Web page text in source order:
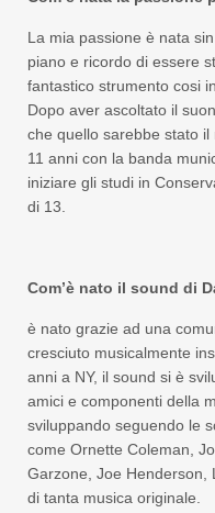
La mia passione è nata
piano e ricordo di essere
fantastico strumento cosi
Dopo aver ascoltato il
che quello sarebbe stato
11 anni con la banda
iniziare gli studi in
di 13.
Com’è nato il sound di
è nato grazie ad una
cresciuto musicalmente
anni a NY, il sound si è
amici e componenti della
sviluppando seguendo le
come Ornette Coleman,
Garzone, Joe Henderson,
di tanta musica originale.